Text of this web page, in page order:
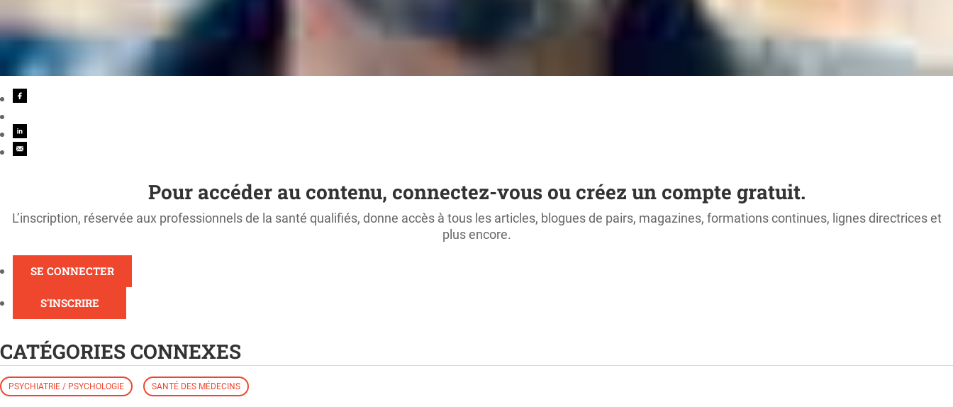
Pour accéder au contenu, connectez-vous ou créez un compte gratuit.
L’inscription, réservée aux professionnels de la santé qualifiés, donne accès à tous les articles, blogues de pairs, magazines, formations continues, lignes directrices et
plus encore.
SE CONNECTER
S'INSCRIRE
CATÉGORIES CONNEXES
PSYCHIATRIE / PSYCHOLOGIE SANTÉ DES MÉDECINS